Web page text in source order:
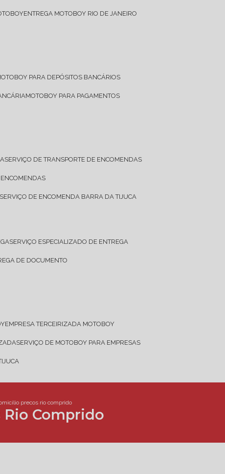
ENTREGA MOTOBOY RIO DE JANEIRO
MOTOBOY PARA DEPÓSITOS BANCÁRIOS
MOTOBOY PARA PAGAMENTOS
SERVIÇO DE TRANSPORTE DE ENCOMENDAS
ENCOMENDAS
SERVIÇO DE ENCOMENDA BARRA DA TIJUCA
SERVIÇO ESPECIALIZADO DE ENTREGA
DE DOCUMENTO
EMPRESA TERCEIRIZADA MOTOBOY
SERVIÇO DE MOTOBOY PARA EMPRESAS
precos rio comprido
Comprido